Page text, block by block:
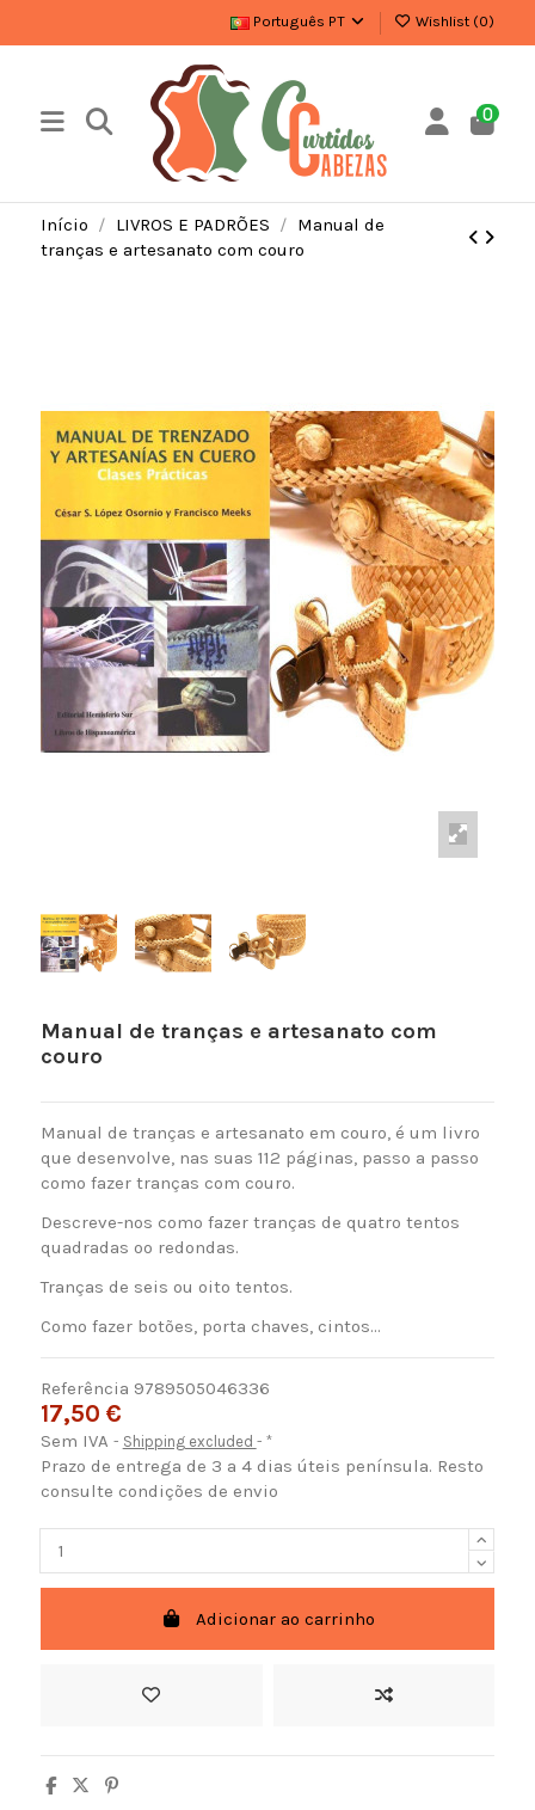
Português PT Wishlist (0)
0
Início LIVROS E PADRÕES
Manual de
tranças e artesanato com couro
Manual de tranças e artesanato com
couro
Manual de tranças e artesanato em couro, é um livro
que desenvolve, nas suas 112 páginas, passo a passo
como fazer tranças com couro.
Descreve-nos como fazer tranças de quatro tentos
quadradas oo redondas.
Tranças de seis ou oito tentos.
Como fazer botões, porta chaves, cintos...
Referência 9789505046336
17,50 €
Sem IVA Shipping excluded *
Prazo de entrega de 3 a 4 dias úteis península. Resto
consulte condições de envio
Adicionar ao carrinho